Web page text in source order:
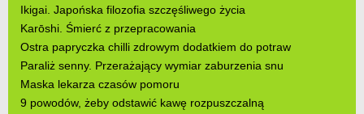
Ikigai. Japońska filozofia szczęśliwego życia
Karōshi. Śmierć z przepracowania
Ostra papryczka chilli zdrowym dodatkiem do potraw
Paraliż senny. Przerażający wymiar zaburzenia snu
Maska lekarza czasów pomoru
9 powodów, żeby odstawić kawę rozpuszczalną